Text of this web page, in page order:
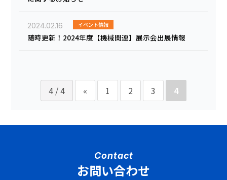
2024.02.16 イベント情報
随時更新！2024年度【機械関連】展示会出展情報
4 / 4 « 1 2 3 4
Contact
お問い合わせ